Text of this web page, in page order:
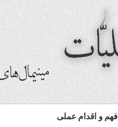
فهم و اقدام عملی